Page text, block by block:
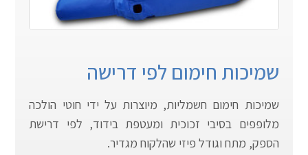
שמיכות חימום לפי דרישה
שמיכות חימום חשמליות, מיוצרות על ידי חוטי הולכה
מלופפים בסיבי זכוכית ומעטפת בידוד, לפי דרישת
הספק, מתח וגודל פיזי שהלקוח מגדיר.